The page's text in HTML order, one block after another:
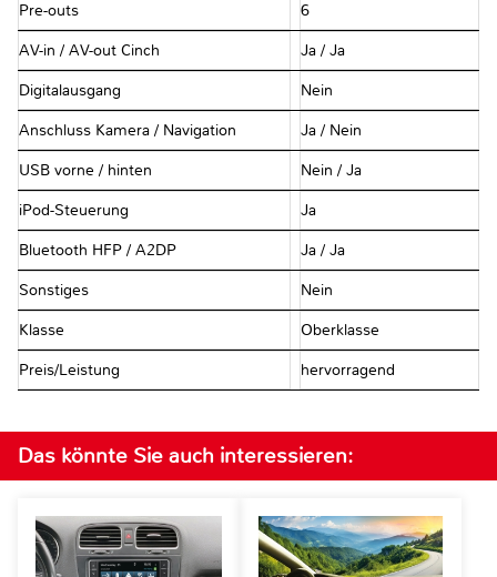
Pre-outs 6
AV-in / AV-out Cinch Ja / Ja
Digitalausgang Nein
Anschluss Kamera / Navigation Ja / Nein
USB vorne / hinten Nein / Ja
iPod-Steuerung Ja
Bluetooth HFP / A2DP Ja / Ja
Sonstiges Nein
Klasse Oberklasse
Preis/Leistung hervorragend
Das könnte Sie auch interessieren: